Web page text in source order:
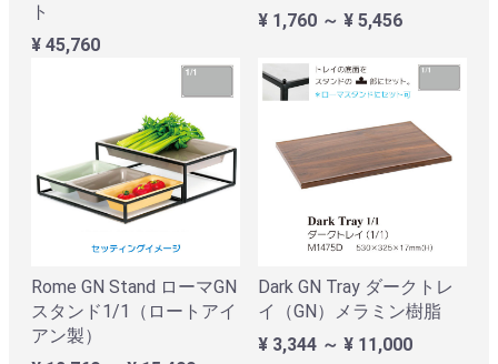
ト
¥ 45,760
¥ 1,760 ～ ¥ 5,456
Rome GN Stand ローマGN
スタンド1/1（ロートアイ
アン製）
Dark GN Tray ダークトレ
イ（GN）メラミン樹脂
¥ 3,344 ～ ¥ 11,000